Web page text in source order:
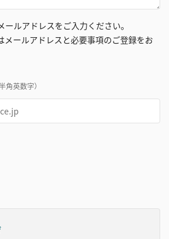
ルアドレスをご入力ください。
メールアドレスと必要事項のご登録をお
半角英数字）